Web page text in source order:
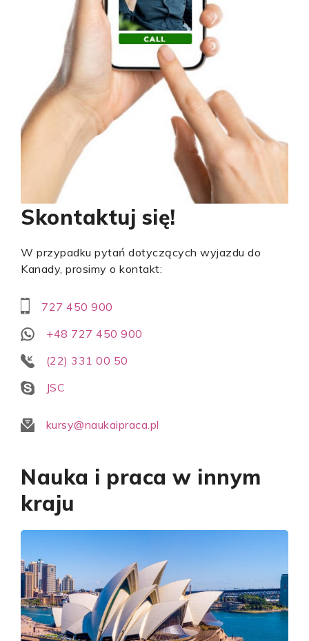
Skontaktuj się!
W przypadku pytań dotyczących wyjazdu do
Kanady, prosimy o kontakt:
727 450 900
+48 727 450 900
(22) 331 00 50
JSC
kursy@naukaipraca.pl
Nauka i praca w innym
kraju